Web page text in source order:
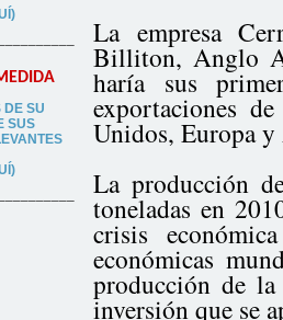
DE SU
SUS
La empresa
Billiton, Anglo
haría sus
exportaciones
Unidos, Europa
La producción
toneladas en
crisis
económicas
producción de
inversión que se